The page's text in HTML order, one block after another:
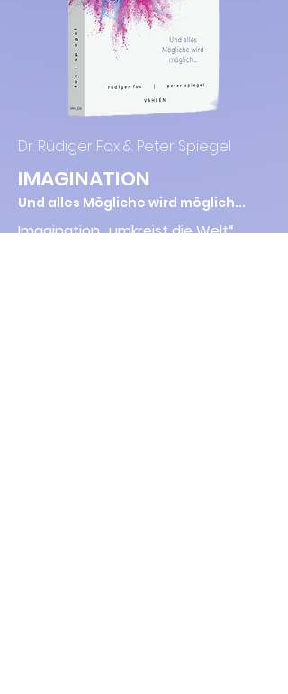
Dr. Rüdiger Fox & Peter Spiegel
IMAGINATION
Und alles Mögliche wird möglich...
Imagination „umkreist die Welt“